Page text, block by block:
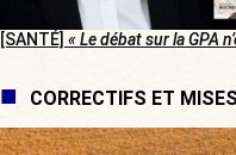
[SANTÉ] « Le débat sur la GPA
CORRECTIFS ET